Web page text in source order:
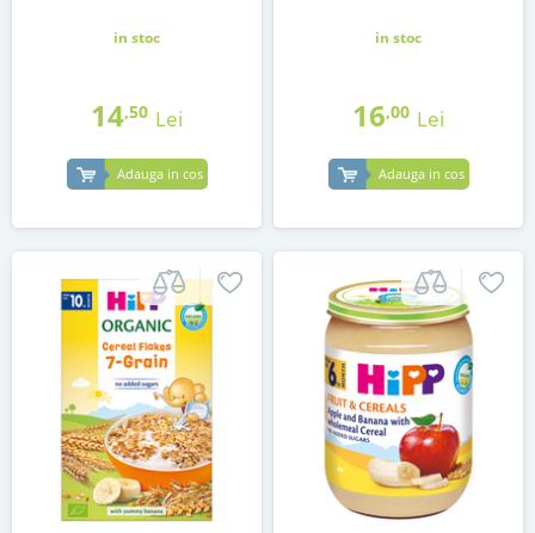
in stoc
14,50 Lei
Adauga in cos
in stoc
16,00 Lei
Adauga in cos